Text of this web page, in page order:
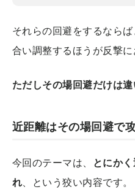
それらの回避をするなら
合い調整するほうが反撃に
ただしその場回避だけは違
近距離はその場回避で
今回のテーマは、 とにか
れ、という狡い内容です。